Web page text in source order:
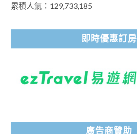
累積人氣：129,733,185
即時優惠訂房
廣告商贊助